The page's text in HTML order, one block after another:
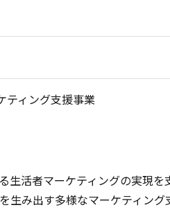
ティング支援事業
生活者マーケティングの実現
生み出す多様なマーケティン